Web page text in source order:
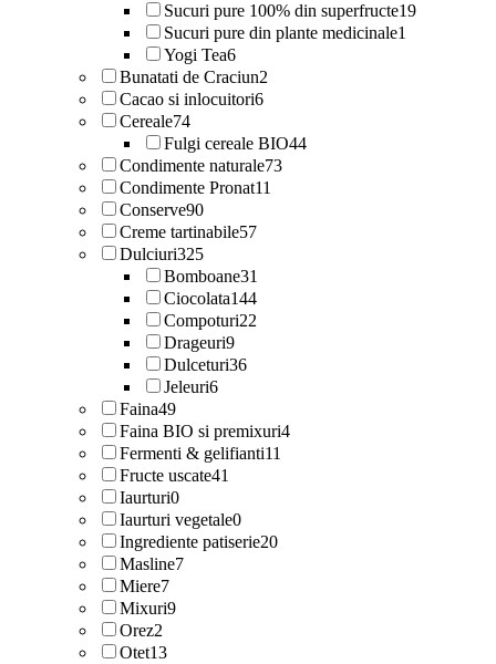
Sucuri pure 100% din superfructe19
Sucuri pure din plante medicinale1
Yogi Tea6
Bunatati de Craciun2
Cacao si inlocuitori6
Cereale74
Fulgi cereale BIO44
Condimente naturale73
Condimente Pronat11
Conserve90
Creme tartinabile57
Dulciuri325
Bomboane31
Ciocolata144
Compoturi22
Drageuri9
Dulceturi36
Jeleuri6
Faina49
Faina BIO si premixuri4
Fermenti & gelifianti11
Fructe uscate41
Iaurturi0
Iaurturi vegetale0
Ingrediente patiserie20
Masline7
Miere7
Mixuri9
Orez2
Otet13